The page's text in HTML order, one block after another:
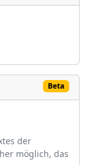
Beta
der
möglich, das